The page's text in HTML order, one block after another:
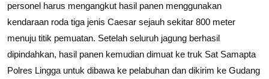
personel harus mengangkut hasil panen menggunakan
kendaraan roda tiga jenis Caesar sejauh sekitar 800 meter
menuju titik pemuatan. Setelah seluruh jagung berhasil
dipindahkan, hasil panen kemudian dimuat ke truk Sat Samapta
Polres Lingga untuk dibawa ke pelabuhan dan dikirim ke Gudang